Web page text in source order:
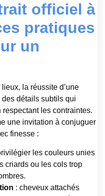
officiel à
pratiques
un
la réussite d’une
des détails subtils qui
les contraintes.
une invitation à conjuguer
finesse :
les couleurs unies
criards ou les cols trop
: cheveux attachés